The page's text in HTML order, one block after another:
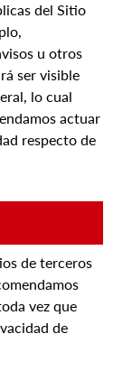
del Sitio
u otros
ser visible
lo cual
actuar
respecto de
de terceros
vez que
de